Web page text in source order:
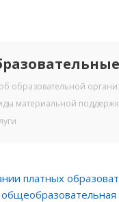
образовательной
материальной
платных